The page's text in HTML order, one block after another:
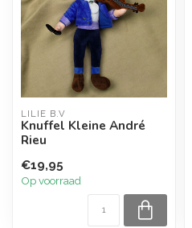
LILIE B.V
Knuffel Kleine André
Rieu
€19,95
Op voorraad